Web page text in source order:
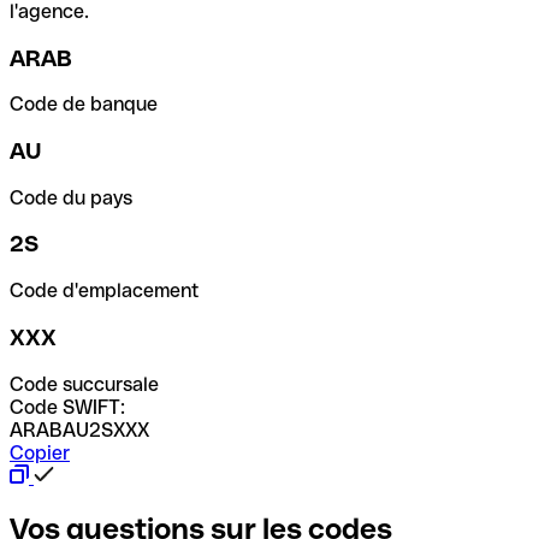
l'agence.
ARAB
Code de banque
AU
Code du pays
2S
Code d'emplacement
XXX
Code succursale
Code SWIFT:
ARABAU2SXXX
Copier
Vos questions sur les codes